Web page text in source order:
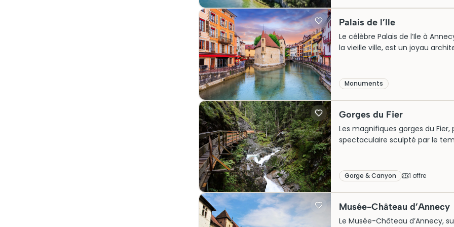
incontournable.
Palais de l’Ile
Le célèbre Palais de l’Ile à
la vieille ville, est un joyau
transformation en musée
plongée immersive dans le
touristique prisée et
Monuments
Gorges du Fier
Les magnifiques gorges du
spectaculaire sculpté par le
impressionnantes et leur
cette merveille, il est conseillé
gorges du Fier est la promesse
naturel d’exception.
Gorge & Canyon 1 offre
Musée-Château d’Annecy
Le Musée-Château d’Annecy,